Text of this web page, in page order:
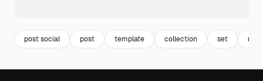
post social post template collection set